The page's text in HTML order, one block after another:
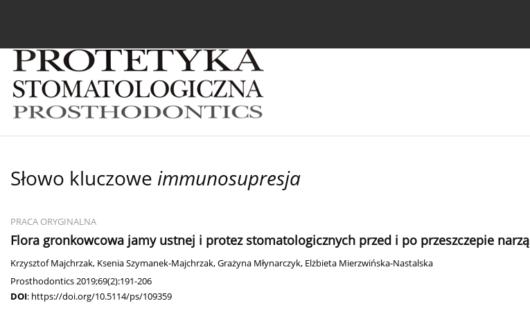
Słowo kluczowe immunosupresja
PRACA ORYGINALNA
Flora gronkowcowa jamy ustnej i protez stomatologicznych przed i po przeszczepie
Krzysztof Majchrzak, Ksenia Szymanek-Majchrzak,Grażyna Młynarczyk, Elżbieta Mierzwińska-Nastalska
Prosthodontics 2019;69(2):191-206
DOI: https://doi.org/10.5114/ps/109359